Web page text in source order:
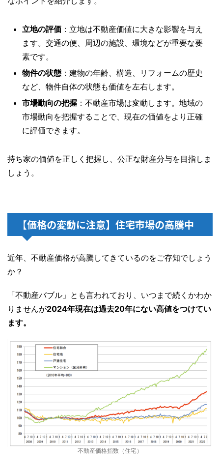
立地の評価 ：立地は不動産価値に大きな影響を与え
ます。交通の便、周辺の施設、環境などが重要な要
素です。
物件の状態 ：建物の年齢、構造、リフォームの歴史
など、物件自体の状態も価値を左右します。
市場動向の把握 ：不動産市場は変動します。地域の
市場動向を把握することで、現在の価値をより正確
に評価できます。
持ち家の価値を正しく把握し、公正な財産分与を目指しま
しょう。
【価格の変動に注意】住宅市場の高騰中
近年、不動産価格が高騰してきているのをご存知でしょう
か？
「不動産バブル」とも言われており、いつまで続くかわか
りませんが2024年現在は過去20年にない高値をつけてい
ます。
不動産価格指数（住宅）